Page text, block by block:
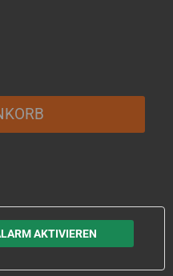
AKTIVIEREN